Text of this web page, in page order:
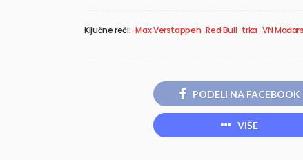
Ključne reči: Max Verstappen Red Bull trka VN
PODELI NA FACEBOOK
VIŠE